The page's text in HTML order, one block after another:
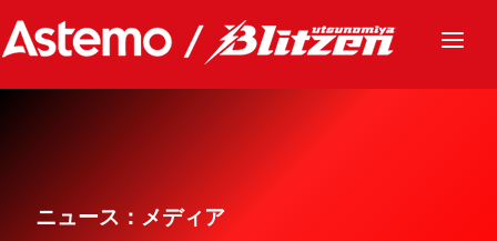
ニュース
グッズ
ニュース：メディア